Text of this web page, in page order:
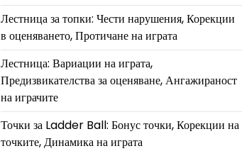
Лестница за топки: Чести нарушения, Корекции
в оценяването, Протичане на играта
Лестница: Вариации на играта,
Предизвикателства за оценяване, Ангажираност
на играчите
Точки за Ladder Ball: Бонус точки, Корекции на
точките, Динамика на играта